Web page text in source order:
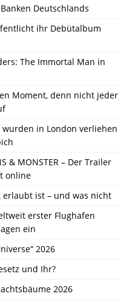
Deutschlands
ihr Debütalbum
The Immortal Man in
Moment, denn nicht jeder
wurden in London verliehen
& MONSTER – Der Trailer
online
ist – und was nicht
erster Flughafen
ein
2026
und Ihr?
2026